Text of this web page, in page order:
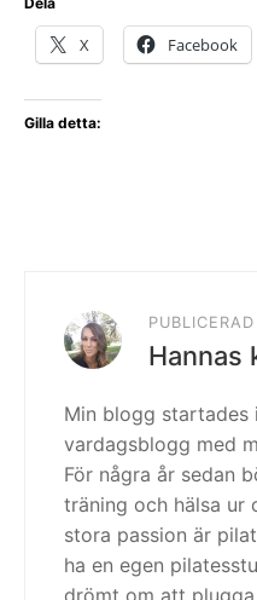
X Facebook
Gilla detta:
Hannas
Min blogg startades
vardagsblogg med
För några år sedan
träning och hälsa ur
stora passion är
ha en egen
drömt om att